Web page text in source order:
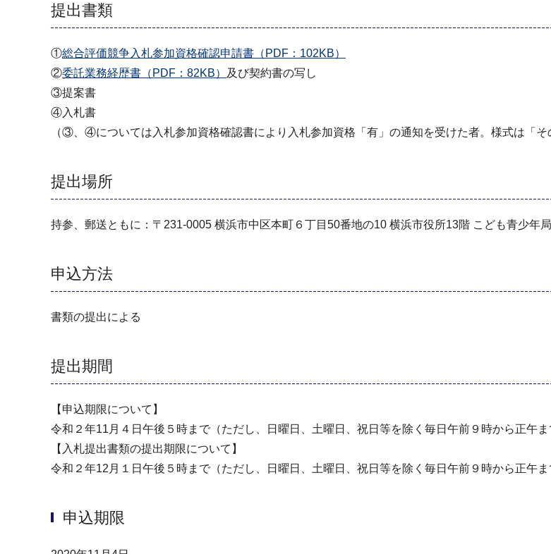
提出書類
①総合評価競争入札参加資格確認申請書（PDF：102KB）
②委託業務経歴書（PDF：82KB）
及び契約書の写し
③提案書
④入札書
（③、④については入札参加資格確認書により入札参加資格「有」の通知を受けた者。様式は「そ
提出場所
持参、郵送ともに：〒231-0005 横浜市中区本町６丁目50番地の10 横浜市役所13階 こども青少年
申込方法
書類の提出による
提出期間
【申込期限について】
令和２年11月４日午後５時まで（ただし、日曜日、土曜日、祝日等を除く毎日午前９時から正午ま
【入札提出書類の提出期限について】
令和２年12月１日午後５時まで（ただし、日曜日、土曜日、祝日等を除く毎日午前９時から正午ま
申込期限